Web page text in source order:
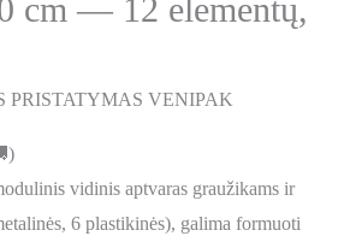
cm — 12 elementų,
PRISTATYMAS VENIPAK
vidinis aptvaras graužikams ir
6 plastikinės), galima formuoti